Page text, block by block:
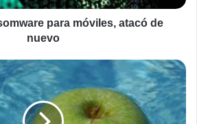
para móviles, atacó de
nuevo